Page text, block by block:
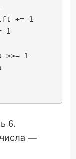
+= 1
1
>>= 1
6.
—